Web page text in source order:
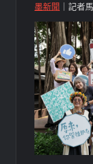
墨新聞 ｜記者